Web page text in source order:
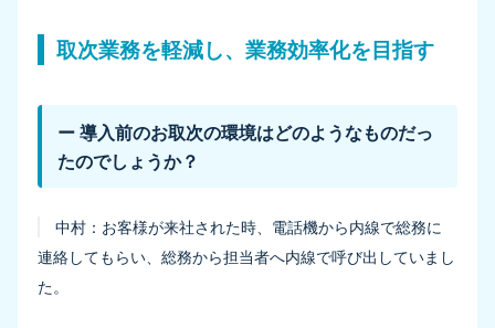
取次業務を軽減し、業務効率化を目指す
ー 導入前のお取次の環境はどのようなものだっ
たのでしょうか？
中村： お客様が来社された時、電話機から内線で総務に
連絡してもらい、総務から担当者へ内線で呼び出していまし
た。